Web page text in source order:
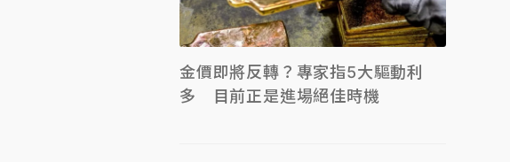
金價即將反轉？專家指5大驅動利
多 目前正是進場絕佳時機